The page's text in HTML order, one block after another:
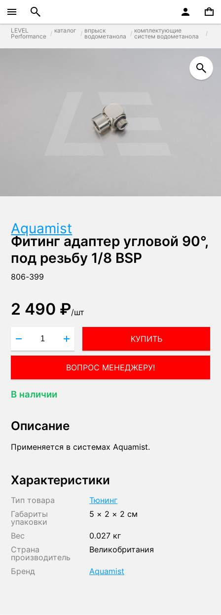
LEVEL
Performance
каталог
впрыск
водометанола
комплектующие
систем водометанола
Aquamist
Фитинг адаптер угловой 90°,
под резьбу 1/8 BSP
806-399
2 490 ₽/шт
КУПИТЬ
ВОПРОС МЕНЕДЖЕРУ!
В наличии
Описание
Применяется в системах Aquamist.
Характеристики
Тип товара
Тюнинг
Габариты
упаковки
5 × 2 × 2 см
Вес
0.027 кг
Страна
производитель
Великобритания
Бренд Aquamist